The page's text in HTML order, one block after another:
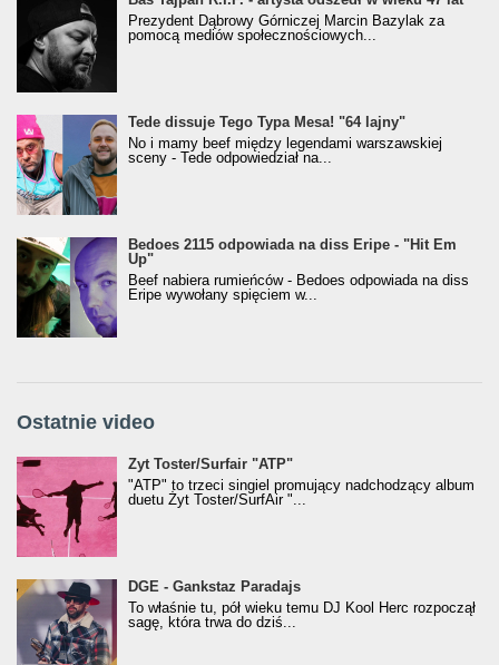
Prezydent Dąbrowy Górniczej Marcin Bazylak za
pomocą mediów społecznościowych...
Tede dissuje Tego Typa Mesa! "64 lajny"
No i mamy beef między legendami warszawskiej
sceny - Tede odpowiedział na...
Bedoes 2115 odpowiada na diss Eripe - "Hit Em
Up"
Beef nabiera rumieńców - Bedoes odpowiada na diss
Eripe wywołany spięciem w...
Ostatnie video
Żyt Toster/SurfAir - ATP VIDEO
Żyt Toster/Surfair "ATP"
"ATP" to trzeci singiel promujący nadchodzący album
duetu Żyt Toster/SurfAir "...
donGURALesko z nagrodą za
Klasyczny/Trueschoolowy Album Roku
(Popkillery 2023)
DGE - Gankstaz Paradajs
To właśnie tu, pół wieku temu DJ Kool Herc rozpoczął
sagę, która trwa do dziś...